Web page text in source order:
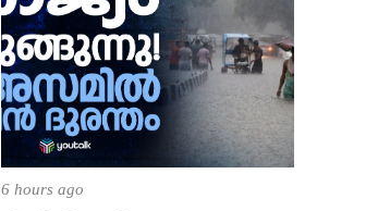
6 hours ago